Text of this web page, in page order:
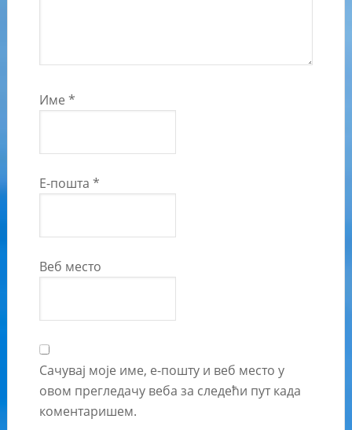
Име *
Е-пошта *
Веб место
Сачувај моје име, е-пошту и веб место у
овом прегледачу веба за следећи пут када
коментаришем.